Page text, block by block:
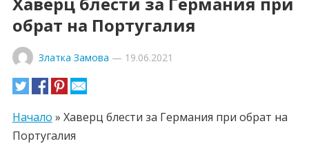
обрат на Португалия
Златка Замова — 19.06.2021
Начало » Хаверц блести за Германия при обрат на
Португалия